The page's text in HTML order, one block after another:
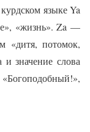
языке Ya
«жизнь». Za —
«дитя, потомок,
и значение слова